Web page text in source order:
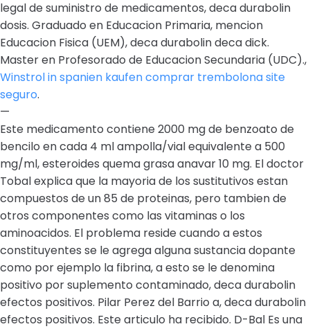
legal de suministro de medicamentos, deca durabolin
dosis. Graduado en Educacion Primaria, mencion
Educacion Fisica (UEM), deca durabolin deca dick.
Master en Profesorado de Educacion Secundaria (UDC).,
Winstrol in spanien kaufen comprar trembolona site
seguro.
—
Este medicamento contiene 2000 mg de benzoato de
bencilo en cada 4 ml ampolla/vial equivalente a 500
mg/ml, esteroides quema grasa anavar 10 mg. El doctor
Tobal explica que la mayoria de los sustitutivos estan
compuestos de un 85 de proteinas, pero tambien de
otros componentes como las vitaminas o los
aminoacidos. El problema reside cuando a estos
constituyentes se le agrega alguna sustancia dopante
como por ejemplo la fibrina, a esto se le denomina
positivo por suplemento contaminado, deca durabolin
efectos positivos. Pilar Perez del Barrio a, deca durabolin
efectos positivos. Este articulo ha recibido. D-Bal Es una